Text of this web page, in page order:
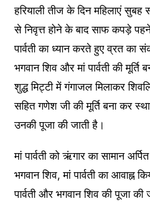
हरियाली तीज के दिन महिलाएं
से निवृत्त होने के बाद साफ कपड़े
पार्वती का ध्यान करते हुए व्रत
भगवान शिव और मां पार्वती की मूर्ति
शुद्ध मिट्टी में गंगाजल मिलाकर
सहित गणेश जी की मूर्ति बना कर
उनकी पूजा की जाती है।
मां पार्वती को ऋंगार का सामान
भगवान शिव, मां पार्वती का आवाह्न
पार्वती और भगवान शिव की पूजा